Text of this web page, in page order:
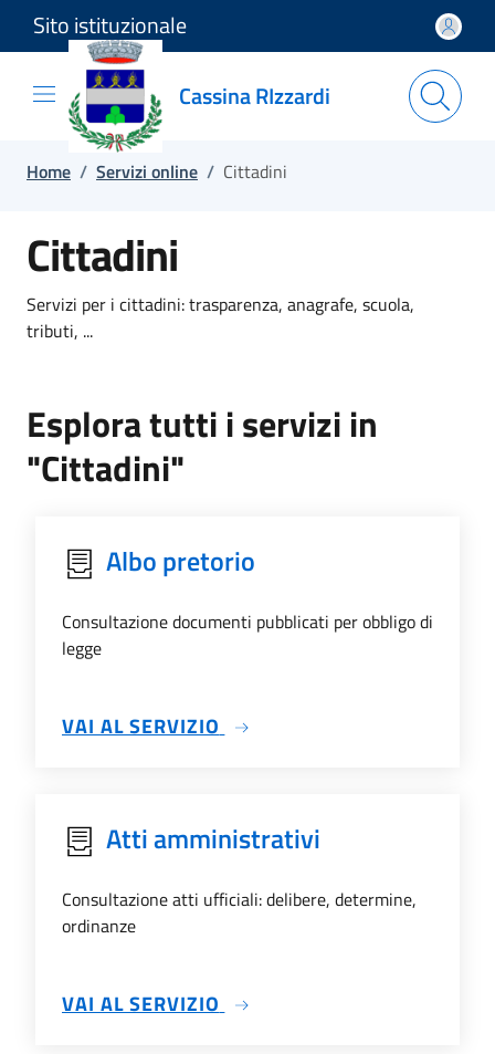
Salta e vai al contenuto
Salta e vai al footer
Sito istituzionale
Cassina RIzzardi
Home / Servizi online / Cittadini
Cittadini
Servizi per i cittadini: trasparenza, anagrafe, scuola,
tributi, ...
Esplora tutti i servizi in
"Cittadini"
Albo pretorio
Consultazione documenti pubblicati per obbligo di
legge
VAI AL SERVIZIO SU ALBO PRETORIO
Atti amministrativi
Consultazione atti ufficiali: delibere, determine,
ordinanze
VAI AL SERVIZIO SU ATTI AMMINISTRATIVI